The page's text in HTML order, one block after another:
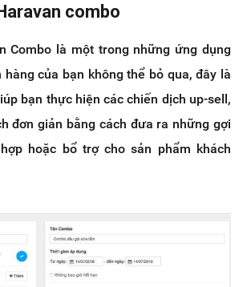
combo
Combo là một trong những ứng dụng
của bạn không thể bỏ qua, đây là
bạn thực hiện các chiến dịch up-sell,
đơn giản bằng cách đưa ra những gợi
hoặc bổ trợ cho sản phẩm khách